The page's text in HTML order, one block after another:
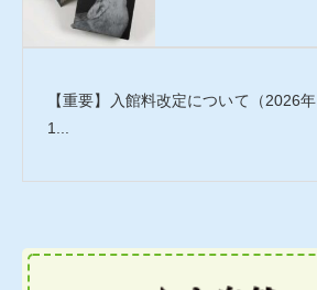
【重要】入館料改定について（2026年
1...